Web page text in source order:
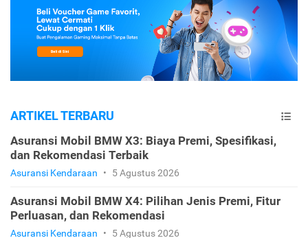
ARTIKEL TERBARU
Asuransi Mobil BMW X3: Biaya Premi, Spesifikasi,
dan Rekomendasi Terbaik
Asuransi Kendaraan • 5 Agustus 2026
Asuransi Mobil BMW X4: Pilihan Jenis Premi, Fitur
Perluasan, dan Rekomendasi
Asuransi Kendaraan • 5 Agustus 2026